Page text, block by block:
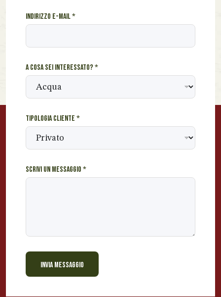
Indirizzo e-mail*
A cosa sei interessato?*
Tipologia cliente *
Scrivi un messaggio *
INVIA MESSAGGIO